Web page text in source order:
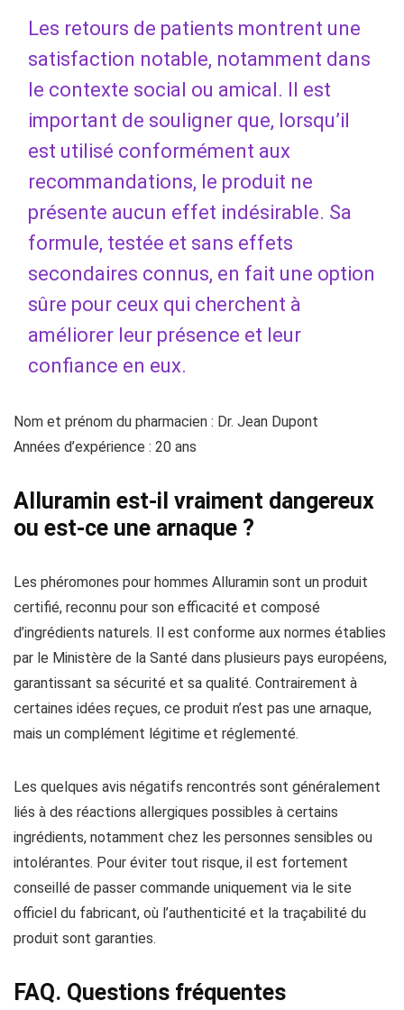
Les retours de patients montrent une
satisfaction notable, notamment dans
le contexte social ou amical. Il est
important de souligner que, lorsqu’il
est utilisé conformément aux
recommandations, le produit ne
présente aucun effet indésirable. Sa
formule, testée et sans effets
secondaires connus, en fait une option
sûre pour ceux qui cherchent à
améliorer leur présence et leur
confiance en eux.
Nom et prénom du pharmacien : Dr. Jean Dupont
Années d’expérience : 20 ans
Alluramin est-il vraiment dangereux
ou est-ce une arnaque ?
Les phéromones pour hommes Alluramin sont un produit
certifié, reconnu pour son efficacité et composé
d’ingrédients naturels. Il est conforme aux normes établies
par le Ministère de la Santé dans plusieurs pays européens,
garantissant sa sécurité et sa qualité. Contrairement à
certaines idées reçues, ce produit n’est pas une arnaque,
mais un complément légitime et réglementé.
Les quelques avis négatifs rencontrés sont généralement
liés à des réactions allergiques possibles à certains
ingrédients, notamment chez les personnes sensibles ou
intolérantes. Pour éviter tout risque, il est fortement
conseillé de passer commande uniquement via le site
officiel du fabricant, où l’authenticité et la traçabilité du
produit sont garanties.
FAQ. Questions fréquentes